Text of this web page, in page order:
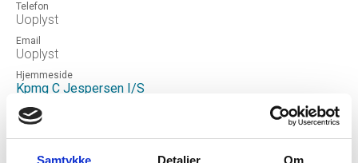
Samtykke Detaljer Om
Telefon
Uoplyst
Email
Uoplyst
Hjemmeside
Kpmg C Jespersen I/S
Status
Ophørt
Uoplyst